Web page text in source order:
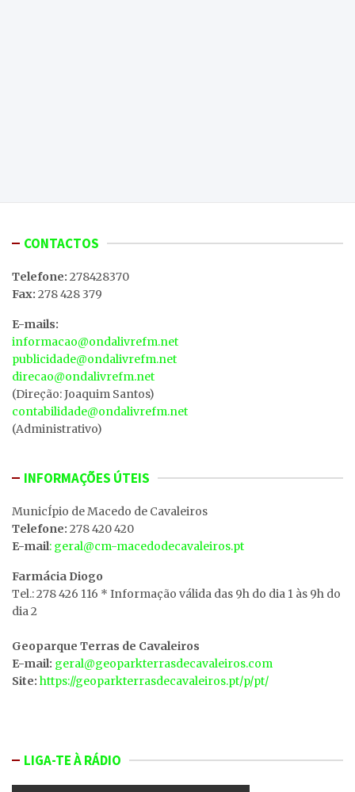
CONTACTOS
Telefone: 278428370
Fax: 278 428 379
E-mails:
informacao@ondalivrefm.net
publicidade@ondalivrefm.net
direcao@ondalivrefm.net
(Direção: Joaquim Santos)
contabilidade@ondalivrefm.net
(Administrativo)
INFORMAÇÕES ÚTEIS
MunicÍpio de Macedo de Cavaleiros
Telefone: 278 420 420
E-mail: geral@cm-macedodecavaleiros.pt
Farmácia Diogo
Tel.: 278 426 116 * Informação válida das 9h do dia 1 às 9h do
dia 2
Geoparque Terras de Cavaleiros
E-mail: geral@geoparkterrasdecavaleiros.com
Site: https://geoparkterrasdecavaleiros.pt/p/pt/
LIGA-TE À RÁDIO